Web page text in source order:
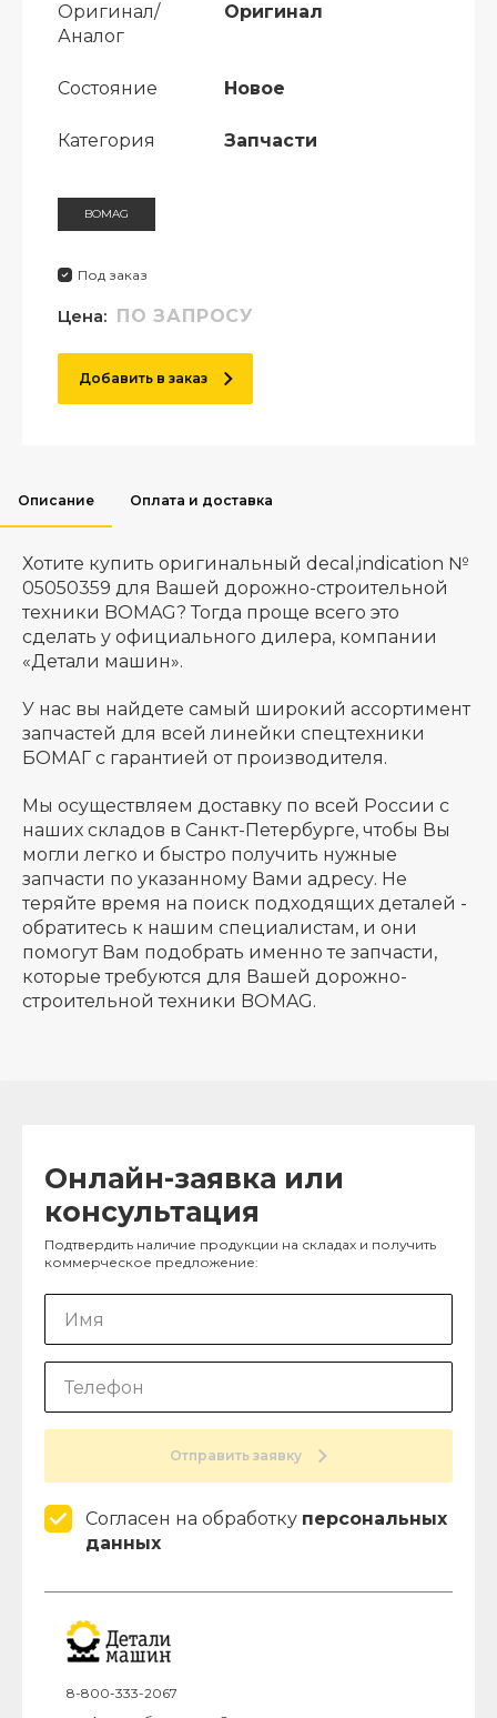
Оригинал/
Аналог
Оригинал
Состояние Новое
Категория Запчасти
BOMAG
Под заказ
Цена: ПО ЗАПРОСУ
Добавить в заказ
Описание Оплата и доставка
Хотите купить оригинальный decal,indication №
05050359 для Вашей дорожно-строительной
техники BOMAG? Тогда проще всего это
сделать у официального дилера, компании
«Детали машин».
У нас вы найдете самый широкий ассортимент
запчастей для всей линейки спецтехники
БОМАГ с гарантией от производителя.
Мы осуществляем доставку по всей России с
наших складов в Санкт-Петербурге, чтобы Вы
могли легко и быстро получить нужные
запчасти по указанному Вами адресу. Не
теряйте время на поиск подходящих деталей -
обратитесь к нашим специалистам, и они
помогут Вам подобрать именно те запчасти,
которые требуются для Вашей дорожно-
строительной техники BOMAG.
Онлайн-заявка или
консультация
Подтвердить наличие продукции на складах и получить
коммерческое предложение:
Отправить заявку
Согласен на обработку персональных
данных
8-800-333-2067